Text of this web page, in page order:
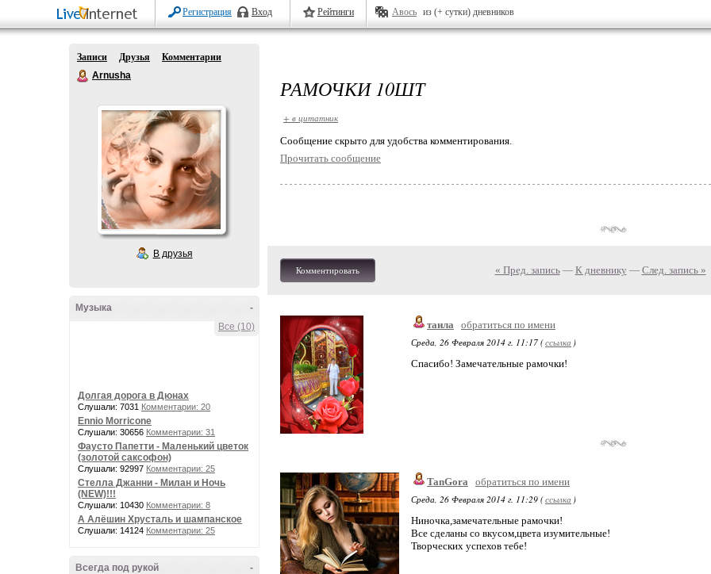
Регистрация Вход Рейтинги Авось из (+ сутки) дневников
Записи Друзья
Комментарии
Arnusha
В друзья
-
Музыка
Все (10)
Долгая дорога в Дюнах
Слушали: 7031 Комментарии: 20
Ennio Morricone
Слушали: 30656 Комментарии: 31
Фаусто Папетти - Маленький цветок
(золотой саксофон)
Слушали: 92997 Комментарии: 25
Стелла Джанни - Милан и Ночь
(NEW)!!!
Слушали: 10430 Комментарии: 8
А Алёшин Хрусталь и шампанское
Слушали: 14124 Комментарии: 25
-
Всегда под рукой
РАМОЧКИ 10ШТ
+ в цитатник
Cообщение скрыто для удобства комментирования.
Прочитать сообщение
Комментировать « Пред. запись— К дневнику — След. запись »
таила
обратиться по имени
Среда, 26 Февраля 2014 г. 11:17 (ссылка )
Спасибо! Замечательные рамочки!
TanGora
обратиться по имени
Среда, 26 Февраля 2014 г. 11:29 (ссылка )
Ниночка,замечательные рамочки!
Все сделаны со вкусом,цвета изумительные!
Творческих успехов тебе!